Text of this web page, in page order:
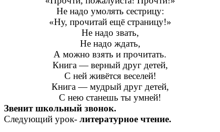
Не надо умолять сестрицу:
«Ну, прочитай ещё страницу!»
Не надо звать,
Не надо ждать,
А можно взять и прочитать.
Книга — верный друг детей,
С ней живётся веселей!
Книга — мудрый друг детей,
С нею станешь ты умней!
Звенит школьный звонок.
Следующий урок- литературное чтение.